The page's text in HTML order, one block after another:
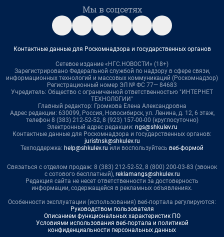
Мы в соцсетях
Контактные данные для Роскомнадзора и государственных органов
Сетевое издание «НГС.НОВОСТИ» (18+)
Зарегистрировано Федеральной службой по надзору в сфере связи,
информационных технологий и массовых коммуникаций (Роскомнадзор)
Регистрационный номер ЭЛ № ФС 77— 84683
Учредитель: Общество с ограниченной ответственностью "ИНТЕРНЕТ
ТЕХНОЛОГИИ"
Главный редактор: Громкова Елена Александровна
Адрес редакции: 630099, Россия, Новосибирск, ул. Ленина, д. 12, 6 этаж,
телефон 8 (383) 212-52-52, 8 (923) 157-00-00 (круглосуточно)
Электронный адрес редакции: ngs@shkulev.ru
Контактные данные для Роскомнадзора и государственных органов:
juristnsk@shkulev.ru
Техподдержка: help@shkulev.ru или воспользуйтесь веб-формой
Связаться с отделом продаж: 8 (383) 212-52-52, 8 (800) 200-03-83 (звонок
с сотового бесплатный), reklamangs@shkulev.ru
Редакция сайта не несет ответственности за достоверность
информации, содержащейся в рекламных объявлениях.
Особенности эксплуатации (использования) веб-портала регулируются:
Руководством пользователя
Описанием функциональных характеристик ПО
Условиями использования веб-портала и политикой
конфиденциальности персональных данных